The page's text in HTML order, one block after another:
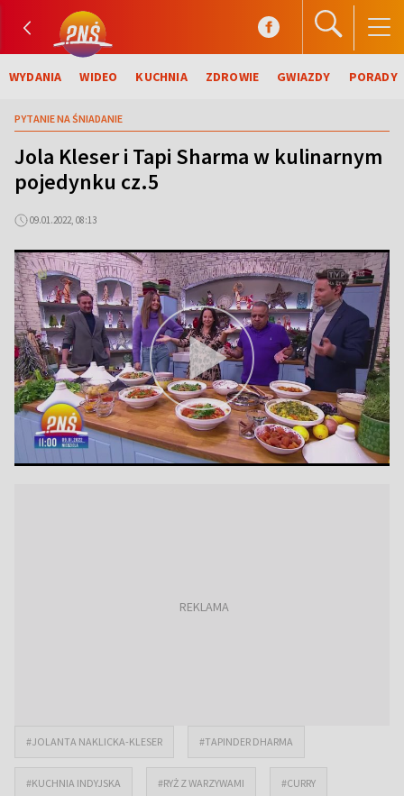
WYDANIA WIDEO KUCHNIA ZDROWIE GWIAZDY PORADY
PYTANIE NA ŚNIADANIE
Jola Kleser i Tapi Sharma w kulinarnym
pojedynku cz.5
09.01.2022, 08:13
#JOLANTA NAKLICKA-KLESER #TAPINDER DHARMA
#KUCHNIA INDYJSKA #RYŻ Z WARZYWAMI #CURRY